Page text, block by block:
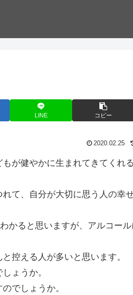
LINE コピー
2020.02.25
が健やかに生まれてきてくれ
て、自分が大切に思う人の幸
かると思いますが、アルコー
控える人が多いと思います。
ょうか。
でしょうか。